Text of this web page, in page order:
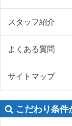
スタッフ紹介
よくある質問
サイトマップ
こだわり条件